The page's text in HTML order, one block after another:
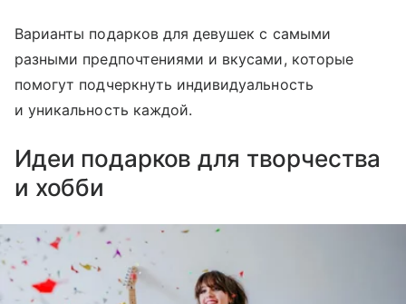
Варианты подарков для девушек с самыми
разными предпочтениями и вкусами, которые
помогут подчеркнуть индивидуальность
и уникальность каждой.
Идеи подарков для творчества
и хобби